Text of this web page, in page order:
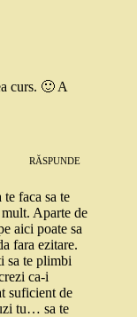
curs. 🙂 A
RĂSPUNDE
faca sa te
Aparte de
aici poate sa
fara ezitare.
sa te plimbi
ca-i
suficient de
tu… sa te